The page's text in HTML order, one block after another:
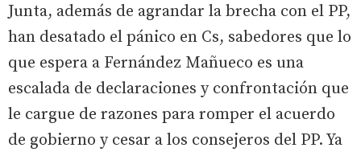
Junta, además de agrandar la brecha con el PP,
han desatado el pánico en Cs, sabedores que lo
que espera a Fernández Mañueco es una
escalada de declaraciones y confrontación que
le cargue de razones para romper el acuerdo
de gobierno y cesar a los consejeros del PP. Ya